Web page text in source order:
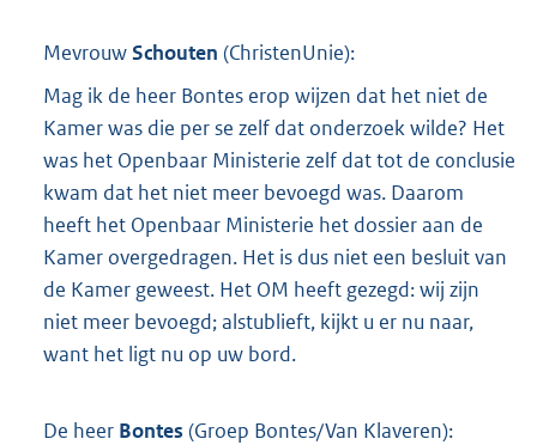
MevrouwSchouten (ChristenUnie):
Mag ik de heer Bontes erop wijzen dat het niet de
Kamer was die per se zelf dat onderzoek wilde? Het
was het Openbaar Ministerie zelf dat tot de conclusie
kwam dat het niet meer bevoegd was. Daarom
heeft het Openbaar Ministerie het dossier aan de
Kamer overgedragen. Het is dus niet een besluit van
de Kamer geweest. Het OM heeft gezegd: wij zijn
niet meer bevoegd; alstublieft, kijkt u er nu naar,
want het ligt nu op uw bord.
De heer Bontes (Groep Bontes/Van Klaveren):